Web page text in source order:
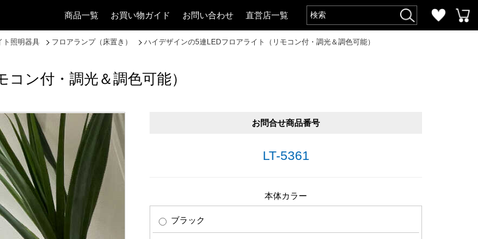
商品一覧 お買い物ガイド お問い合わせ 直営店一覧
ト照明器具 フロアランプ（床置き） ハイデザインの5連LEDフロアライト（リモコン付・調光＆調色可能）
ン付・調光＆調色可能）
お問合せ商品番号
LT-5361
本体カラー
ブラック